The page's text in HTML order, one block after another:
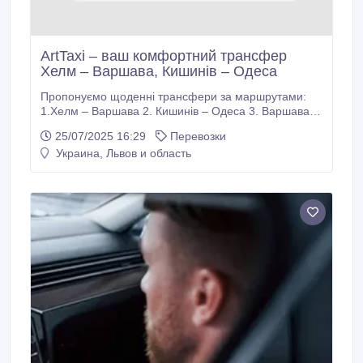
ArtTaxi – ваш комфортний трансфер
Хелм – Варшава, Кишинів – Одеса
Пропонуємо щоденні трансфери за маршрутами:
1.Хелм – Варшава 2. Кишинів – Одеса 3. Варшава –
автомобілі - Професійних водіїв з досвідом -
Вчасний виїзд та прибуття - Індивідуальний підхід до
посередників — напряму з водієм.
25/07/2025 16:29
Перевозки
Украина, Львов и область